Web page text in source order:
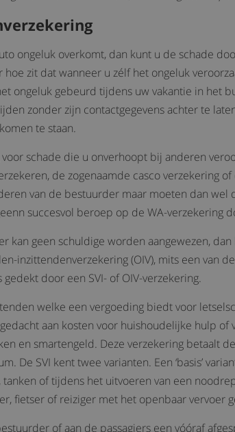
ongeluk overkomt, dan kunt u de schade
hoe zit dat wanneer u zélf het ongeluk
ongeluk gebeurd tijdens uw vakantie in het
zonder zijn contactgegevens achter te
te staan.
schade die u onverhoopt bij anderen
de zogenaamde casco verzekering
van de bestuurder maar moeten dan
succesvol beroep op de WA-verzekering
kan geen schuldige worden aangewezen,
inzittendenverzekering (OIV), mits een van
door een SVI- of OIV-verzekering.
welke een vergoeding biedt voor
aan kosten voor huishoudelijke hulp of
en smartengeld. Deze verzekering betaalt
De SVI kent twee varianten. Een ‘basis’
of tijdens het uitvoeren van een
fietser of reiziger met het openbaar vervoer
of aan de passagiers een vóóraf